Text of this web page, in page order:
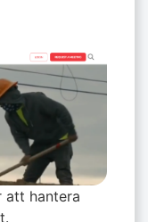
att hantera